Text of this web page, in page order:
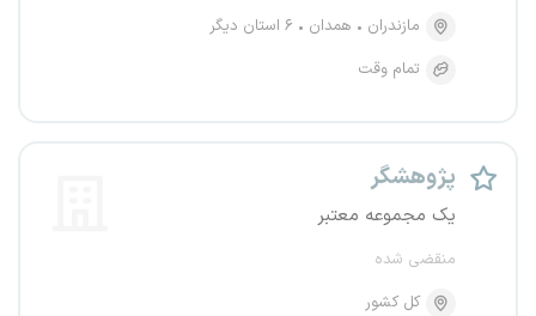
مازندران
همدان
۶ استان دیگر
تمام وقت
پژوهشگر
یک مجموعه معتبر
منقضی شده
کل کشور